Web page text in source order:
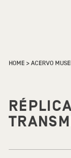
HOME>ACERVO